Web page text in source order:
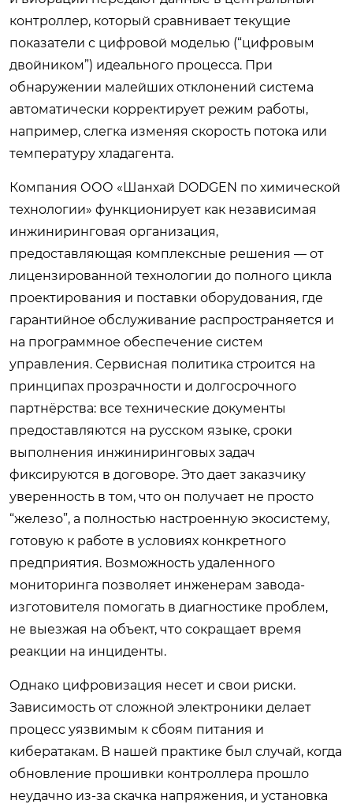
контроллер, который сравнивает текущие
показатели с цифровой моделью (“цифровым
двойником”) идеального процесса. При
обнаружении малейших отклонений система
автоматически корректирует режим работы,
например, слегка изменяя скорость потока или
температуру хладагента.
Компания ООО «Шанхай DODGEN по химической
технологии» функционирует как независимая
инжиниринговая организация,
предоставляющая комплексные решения — от
лицензированной технологии до полного цикла
проектирования и поставки оборудования, где
гарантийное обслуживание распространяется и
на программное обеспечение систем
управления. Сервисная политика строится на
принципах прозрачности и долгосрочного
партнёрства: все технические документы
предоставляются на русском языке, сроки
выполнения инжиниринговых задач
фиксируются в договоре. Это дает заказчику
уверенность в том, что он получает не просто
“железо”, а полностью настроенную экосистему,
готовую к работе в условиях конкретного
предприятия. Возможность удаленного
мониторинга позволяет инженерам завода-
изготовителя помогать в диагностике проблем,
не выезжая на объект, что сокращает время
реакции на инциденты.
Однако цифровизация несет и свои риски.
Зависимость от сложной электроники делает
процесс уязвимым к сбоям питания и
кибератакам. В нашей практике был случай, когда
обновление прошивки контроллера прошло
неудачно из-за скачка напряжения, и установка